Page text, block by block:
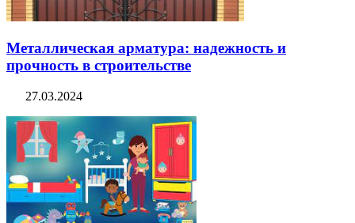
Металлическая арматура: надежность и
прочность в строительстве
27.03.2024